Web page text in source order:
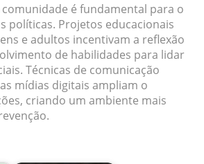
é fundamental para o
políticas. Projetos educacionais
e adultos incentivam a reflexão
de habilidades para lidar
Técnicas de comunicação
mídias digitais ampliam o
criando um ambiente mais